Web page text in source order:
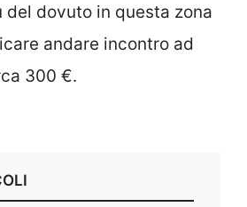
del dovuto in questa zona
andare incontro ad
300 €.